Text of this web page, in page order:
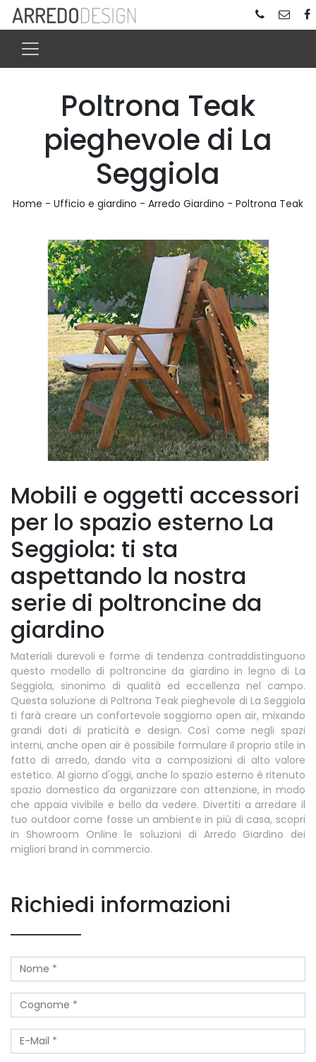
Poltrona Teak
pieghevole di La
Seggiola
Home - Ufficio e giardino - Arredo Giardino - Poltrona Teak
Mobili e oggetti accessori
per lo spazio esterno La
Seggiola: ti sta
aspettando la nostra
serie di poltroncine da
giardino
Materiali durevoli e forme di tendenza contraddistinguono
questo modello di poltroncine da giardino in legno di La
Seggiola, sinonimo di qualità ed eccellenza nel campo.
Questa soluzione di Poltrona Teak pieghevole di La Seggiola
ti farà creare un confortevole soggiorno open air, mixando
grandi doti di praticità e design. Così come negli spazi
interni, anche open air è possibile formulare il proprio stile in
fatto di arredo, dando vita a composizioni di alto valore
estetico. Al giorno d'oggi, anche lo spazio esterno è ritenuto
spazio domestico da organizzare con attenzione, in modo
che appaia vivibile e bello da vedere. Divertiti a arredare il
tuo outdoor come fosse un ambiente in più di casa, scopri
in Showroom Online le soluzioni di Arredo Giardino dei
migliori brand in commercio.
Richiedi informazioni